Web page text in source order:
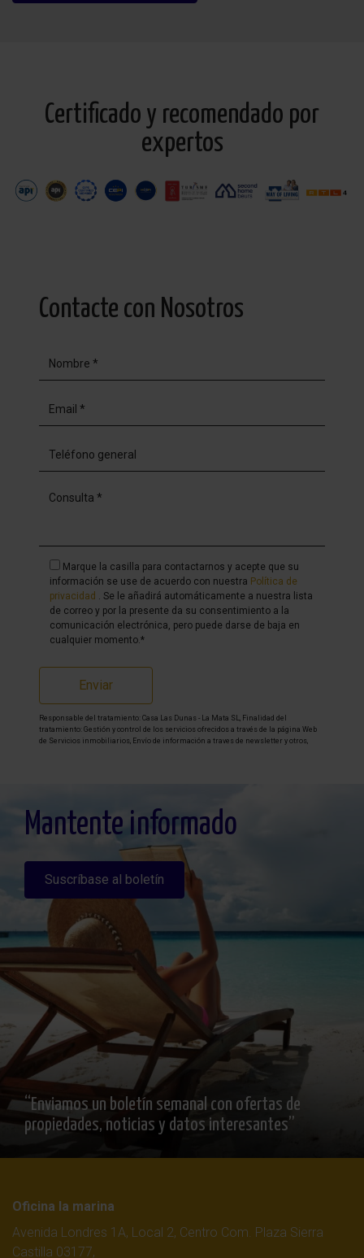
Certificado y recomendado por
expertos
Contacte con Nosotros
Marque la casilla para contactarnos y acepte que su
información se use de acuerdo con nuestra Política de
privacidad . Se le añadirá automáticamente a nuestra lista
de correo y por la presente da su consentimiento a la
comunicación electrónica, pero puede darse de baja en
cualquier momento.*
Enviar
Responsable del tratamiento: Casa Las Dunas - La Mata SL, Finalidad del
tratamiento: Gestión y control de los servicios ofrecidos a través de la página Web
de Servicios inmobiliarios, Envío de información a traves de newsletter y otros,
detallada sobre protección de datosAquí
Mantente informado
Suscríbase al boletín
“Enviamos un boletín semanal con ofertas de
propiedades, noticias y datos interesantes”
Oficina la marina
Avenida Londres 1A, Local 2, Centro Com. Plaza Sierra
Castilla 03177,